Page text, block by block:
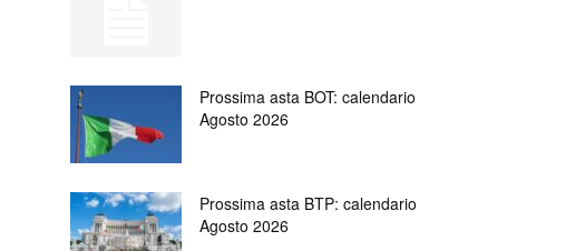
Prossima asta BOT: calendario
Agosto 2026
Prossima asta BTP: calendario
Agosto 2026